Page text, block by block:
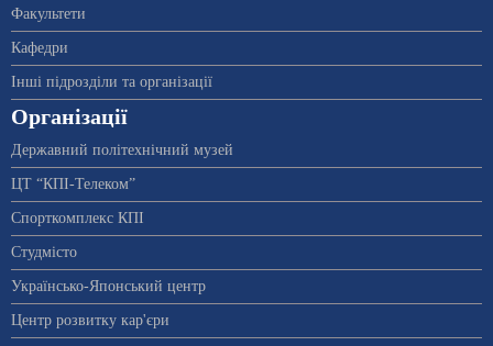
Факультети
Кафедри
Інші підрозділи та організації
Організації
Державний політехнічний музей
ЦТ “КПІ-Телеком”
Спорткомплекс КПІ
Студмісто
Українсько-Японський центр
Центр розвитку кар'єри